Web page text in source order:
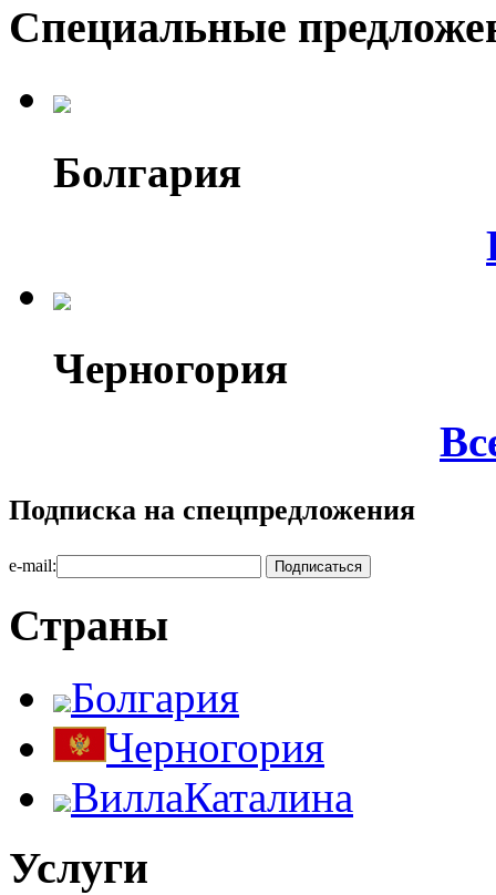
Специальные
Болгария
Черногория
Подписка на спецпредложения
e-mail:
Страны
Болгария
Черногория
ВиллаКаталина
Услуги